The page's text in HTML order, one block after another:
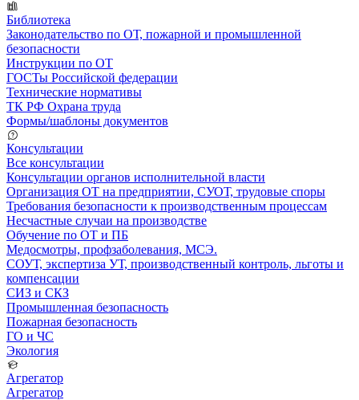
Библиотека
Законодательство по ОТ, пожарной и промышленной
безопасности
Инструкции по ОТ
ГОСТы Российской федерации
Технические нормативы
ТК РФ Охрана труда
Формы/шаблоны документов
Консультации
Все консультации
Консультации органов исполнительной власти
Организация ОТ на предприятии, СУОТ, трудовые споры
Требования безопасности к производственным процессам
Несчастные случаи на производстве
Обучение по ОТ и ПБ
Медосмотры, профзаболевания, МСЭ.
СОУТ, экспертиза УТ, производственный контроль, льготы и
компенсации
СИЗ и СКЗ
Промышленная безопасность
Пожарная безопасность
ГО и ЧС
Экология
Агрегатор
Агрегатор